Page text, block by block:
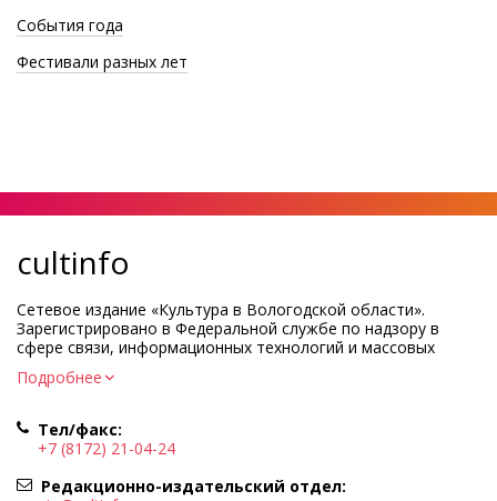
События года
Фестивали разных лет
cultinfo
Сетевое издание «Культура в Вологодской области».
Зарегистрировано в Федеральной службе по надзору в
сфере связи, информационных технологий и массовых
коммуникаций.
Регистрационный номер и дата принятия решения о
Учредитель КУ ВО «Информационно-аналитический центр
культуры»
Адрес учредителя и редакции: 160000, Вологодская обл., г.
Подробнее
Тел/факс:
+7 (8172) 21-04-24
Редакционно-издательский отдел: